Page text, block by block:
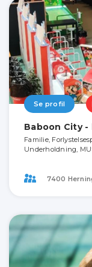
Se profil
Baboon City
Familie,
Underholdning,
7400